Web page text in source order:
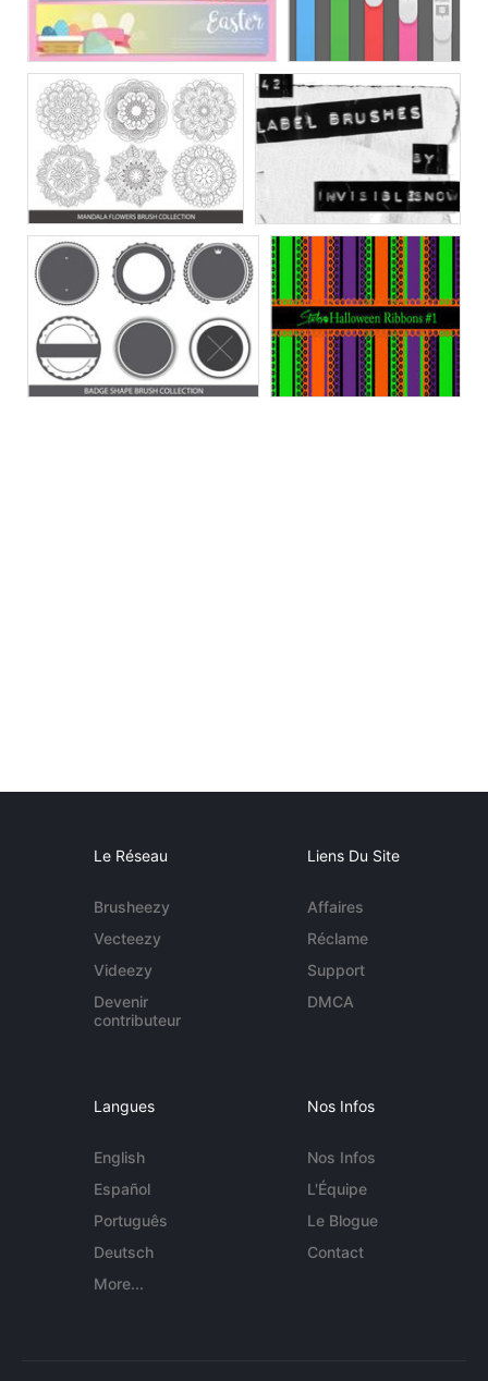
Le Réseau
Brusheezy
Vecteezy
Videezy
Devenir
contributeur
Liens Du Site
Affaires
Réclame
Support
DMCA
Langues
English
Español
Português
Deutsch
More...
Nos Infos
Nos Infos
L'Équipe
Le Blogue
Contact